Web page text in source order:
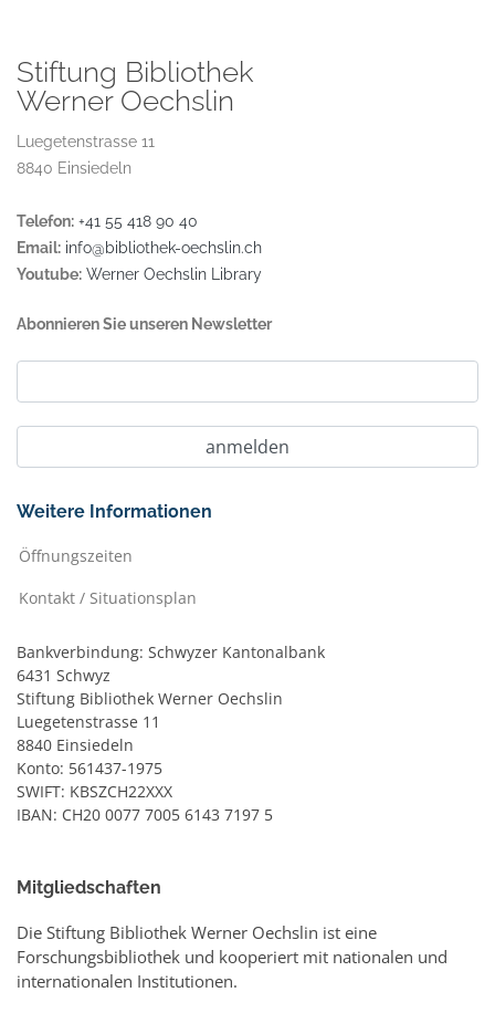
Stiftung Bibliothek
Werner Oechslin
Luegetenstrasse 11
8840 Einsiedeln
Telefon: +41 55 418 90 40
Email: info@bibliothek-oechslin.ch
Youtube: Werner Oechslin Library
Abonnieren Sie unseren Newsletter
Weitere Informationen
Öffnungszeiten
Kontakt / Situationsplan
Bankverbindung: Schwyzer Kantonalbank
6431 Schwyz
Stiftung Bibliothek Werner Oechslin
Luegetenstrasse 11
8840 Einsiedeln
Konto: 561437-1975
SWIFT: KBSZCH22XXX
IBAN: CH20 0077 7005 6143 7197 5
Mitgliedschaften
Die Stiftung Bibliothek Werner Oechslin ist eine
Forschungsbibliothek und kooperiert mit nationalen und
internationalen Institutionen.